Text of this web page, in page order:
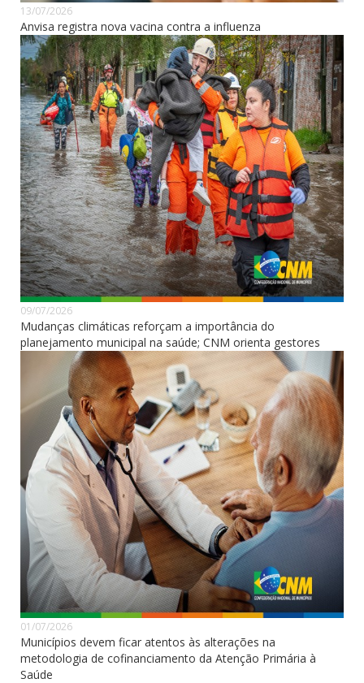
13/07/2026
Anvisa registra nova vacina contra a influenza
09/07/2026
Mudanças climáticas reforçam a importância do
planejamento municipal na saúde; CNM orienta gestores
01/07/2026
Municípios devem ficar atentos às alterações na
metodologia de cofinanciamento da Atenção Primária à
Saúde